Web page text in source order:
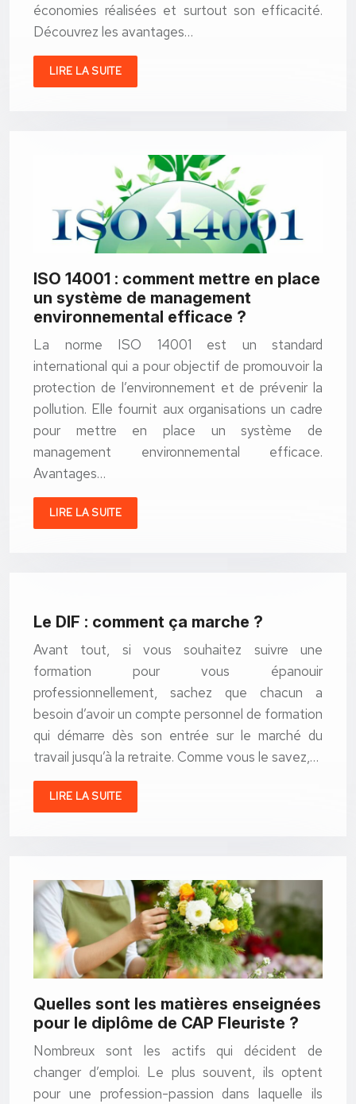
économies réalisées et surtout son efficacité.
Découvrez les avantages…
LIRE LA SUITE
ISO 14001 : comment mettre en place
un système de management
environnemental efficace ?
La norme ISO 14001 est un standard
international qui a pour objectif de promouvoir la
protection de l’environnement et de prévenir la
pollution. Elle fournit aux organisations un cadre
pour mettre en place un système de
management environnemental efficace.
Avantages…
LIRE LA SUITE
Le DIF : comment ça marche ?
Avant tout, si vous souhaitez suivre une
formation pour vous épanouir
professionnellement, sachez que chacun a
besoin d’avoir un compte personnel de formation
qui démarre dès son entrée sur le marché du
travail jusqu’à la retraite. Comme vous le savez,…
LIRE LA SUITE
Quelles sont les matières enseignées
pour le diplôme de CAP Fleuriste ?
Nombreux sont les actifs qui décident de
changer d’emploi. Le plus souvent, ils optent
pour une profession-passion dans laquelle ils